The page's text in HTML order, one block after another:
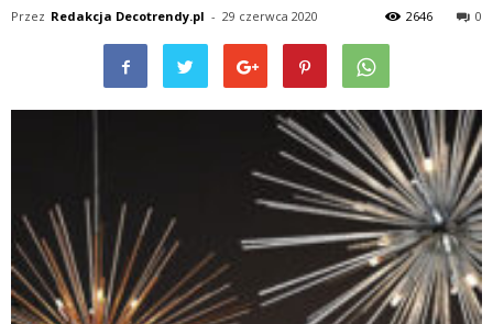
Przez Redakcja Decotrendy.pl - 29 czerwca 2020 0
2646